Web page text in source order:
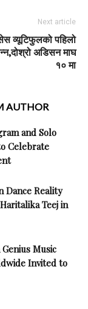
Next article
व्यूटिफुलको पहिलो
अडिसन माघ
१० मा
AUTHOR
and Solo
Celebrate
Dance Reality
Teej in
Music
Invited to